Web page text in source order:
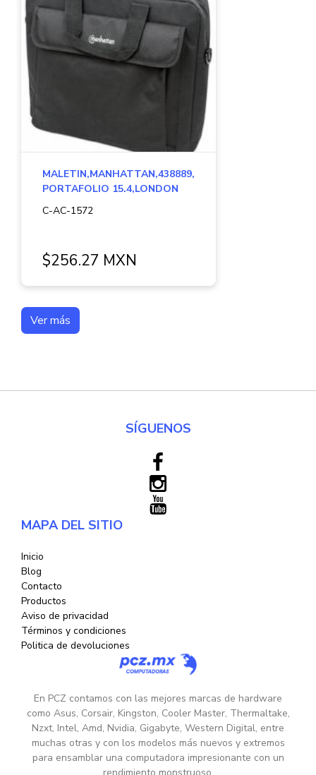
MALETIN,MANHATTAN,438889,
PORTAFOLIO 15.4,LONDON
C-AC-1572
$256.27 MXN
Ver más
SÍGUENOS
MAPA DEL SITIO
Inicio
Blog
Contacto
Productos
Aviso de privacidad
Términos y condiciones
Politica de devoluciones
En PCZ contamos con las mejores marcas de hardware
como Asus, Corsair, Kingston, Cooler Master, Thermaltake,
Nzxt, Intel, Amd, Nvidia, Gigabyte, Western Digital, entre
muchas otras y con los modelos más nuevos y extremos
para ensamblar una computadora impresionante con un